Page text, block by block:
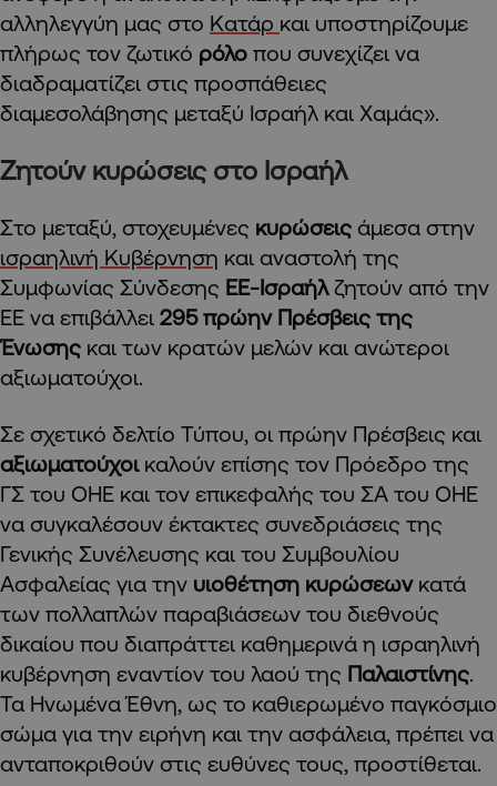
αλληλεγγύη μας στο Κατάρ και υποστηρίζουμε
πλήρως τον ζωτικό ρόλο που συνεχίζει να
διαδραματίζει στις προσπάθειες
διαμεσολάβησης μεταξύ Ισραήλ και Χαμάς».
Ζητούν κυρώσεις στο Ισραήλ
Στο μεταξύ, στοχευμένες κυρώσεις άμεσα στην
ισραηλινή Κυβέρνηση και αναστολή της
Συμφωνίας Σύνδεσης ΕΕ-Ισραήλζητούν από την
ΕΕ να επιβάλλει 295 πρώην Πρέσβεις της
Ένωσης και των κρατών μελών και ανώτεροι
αξιωματούχοι.
Σε σχετικό δελτίο Τύπου, οι πρώην Πρέσβεις και
αξιωματούχοι καλούν επίσης τον Πρόεδρο της
ΓΣ του ΟΗΕ και τον επικεφαλής του ΣΑ του ΟΗΕ
να συγκαλέσουν έκτακτες συνεδριάσεις της
Γενικής Συνέλευσης και του Συμβουλίου
Ασφαλείας για την υιοθέτηση κυρώσεων κατά
των πολλαπλών παραβιάσεων του διεθνούς
δικαίου που διαπράττει καθημερινά η ισραηλινή
κυβέρνηση εναντίον του λαού της Παλαιστίνης.
Τα Ηνωμένα Έθνη, ως το καθιερωμένο παγκόσμιο
σώμα για την ειρήνη και την ασφάλεια, πρέπει να
ανταποκριθούν στις ευθύνες τους, προστίθεται.